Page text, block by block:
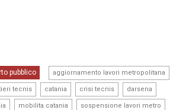
pubblico aggiornamento lavori metropolitana
tecnis catania crisi tecnis darsena
mobilita catania sospensione lavori metro